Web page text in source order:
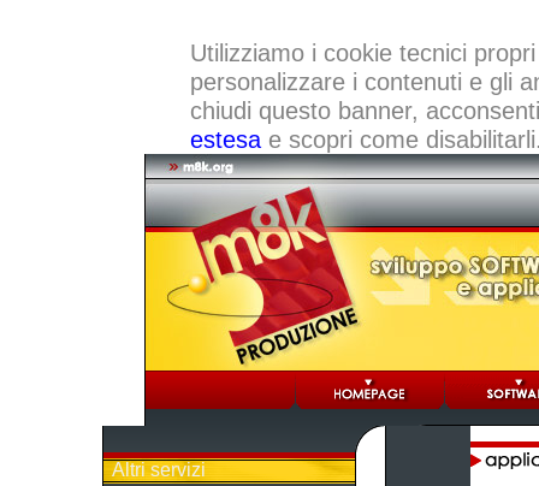
Utilizziamo i cookie tecnici
personalizzare i contenuti e gli
chiudi questo banner,
estesae scopri come
Altri servizi